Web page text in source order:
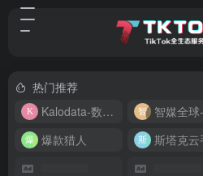
热门推荐
Kalodata-数据分析平台
爆款猎人
斯塔克云